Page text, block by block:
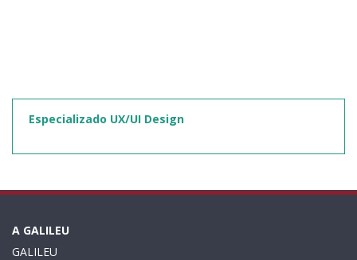
Especializado UX/UI Design
A GALILEU
GALILEU